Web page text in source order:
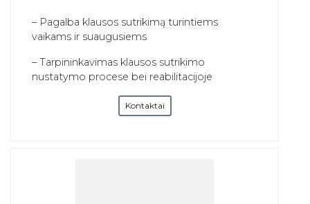
– Pagalba klausos sutrikimą turintiems
vaikams ir suaugusiems
– Tarpininkavimas klausos sutrikimo
nustatymo procese bei reabilitacijoje
Kontaktai